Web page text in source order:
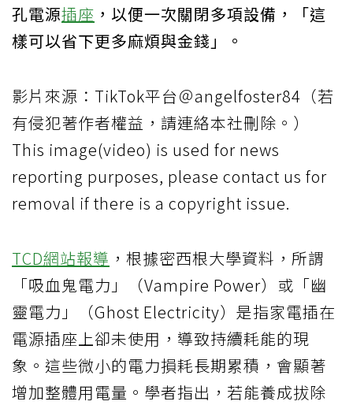
孔電源插座 ，以便一次關閉多項設備，「這
樣可以省下更多麻煩與金錢」。
影片來源：TikTok平台＠angelfoster84（若
有侵犯著作者權益，請連絡本社刪除。）
This image(video) is used for news
reporting purposes, please contact us for
removal if there is a copyright issue.
TCD網站報導 ，根據密西根大學資料，所謂
「吸血鬼電力」（Vampire Power）或「幽
靈電力」（Ghost Electricity）是指家電插在
電源插座上卻未使用，導致持續耗能的現
象。這些微小的電力損耗長期累積，會顯著
增加整體用電量。學者指出，若能養成拔除